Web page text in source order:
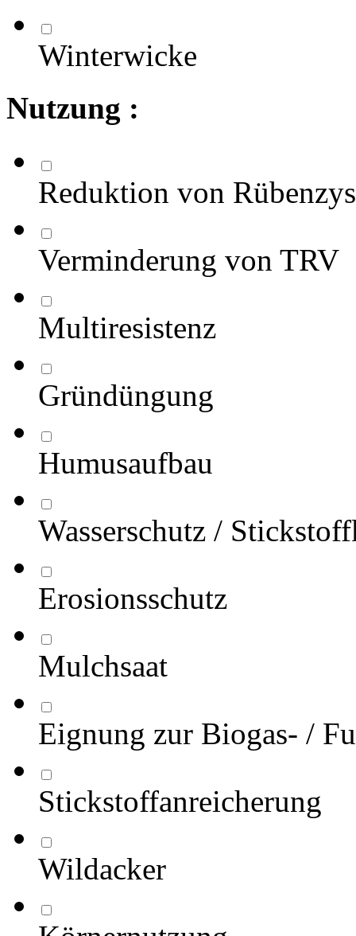
Winterwicke
Nutzung :
Reduktion von
Verminderung von TRV
Multiresistenz
Gründüngung
Humusaufbau
Wasserschutz /
Erosionsschutz
Mulchsaat
Eignung zur Biogas- /
Stickstoffanreicherung
Wildacker